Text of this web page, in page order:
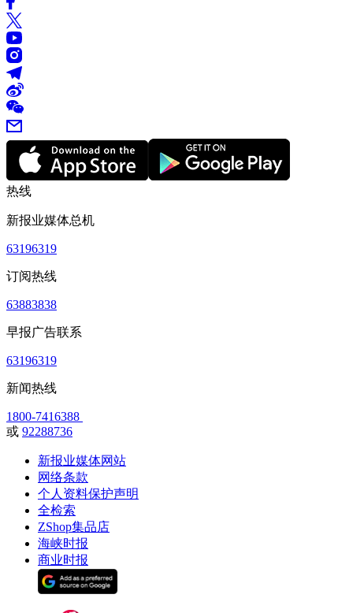
热线
新报业媒体总机
63196319
订阅热线
63883838
早报广告联系
63196319
新闻热线
1800-7416388
或 92288736
新报业媒体网站
网络条款
个人资料保护声明
全检索
ZShop集品店
海峡时报
商业时报